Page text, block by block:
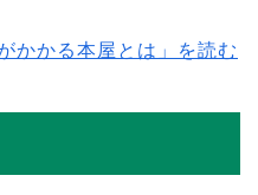
かかる本屋とは」を読む